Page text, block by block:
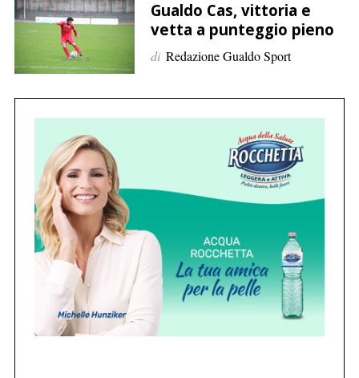
e
r
:
Gualdo Cas, vittoria e
vetta a punteggio pieno
di Redazione Gualdo Sport
C
e
r